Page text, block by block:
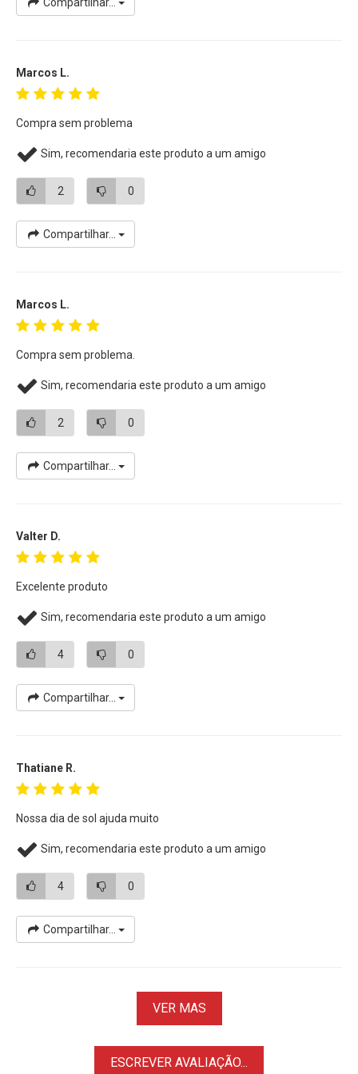
Marcos L.
Compra sem problema
Sim, recomendaria este produto a um amigo
2 0
Compartilhar...
Marcos L.
Compra sem problema.
Sim, recomendaria este produto a um amigo
2 0
Compartilhar...
Valter D.
Excelente produto
Sim, recomendaria este produto a um amigo
4 0
Compartilhar...
Thatiane R.
Nossa dia de sol ajuda muito
Sim, recomendaria este produto a um amigo
4 0
Compartilhar...
VER MAS
ESCREVER AVALIAÇÃO...